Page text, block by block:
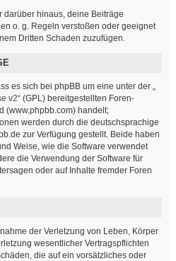
darüber hinaus, deine Beiträge
o. g. Regeln verstoßen oder geeignet
Dritten Schaden zuzufügen.
es sich bei phpBB um eine unter der „
v2“ (GPL) bereitgestellten Foren-
(www.phpbb.com) handelt;
werden durch die deutschsprachige
zur Verfügung gestellt. Beide haben
Weise, wie die Software verwendet
die Verwendung der Software für
oder auf Inhalte fremder Foren
der Verletzung von Leben, Körper
wesentlicher Vertragspflichten
die auf ein vorsätzliches oder